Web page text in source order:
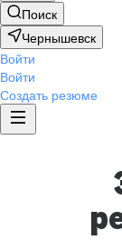
Поиск
Чернышевск
Войти
Войти
Создать резюме